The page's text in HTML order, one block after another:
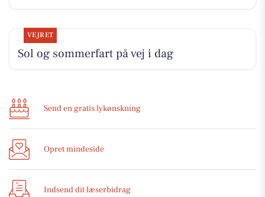
VEJRET
Sol og sommerfart på vej i dag
Send en gratis lykønskning
Opret mindeside
Indsend dit læserbidrag